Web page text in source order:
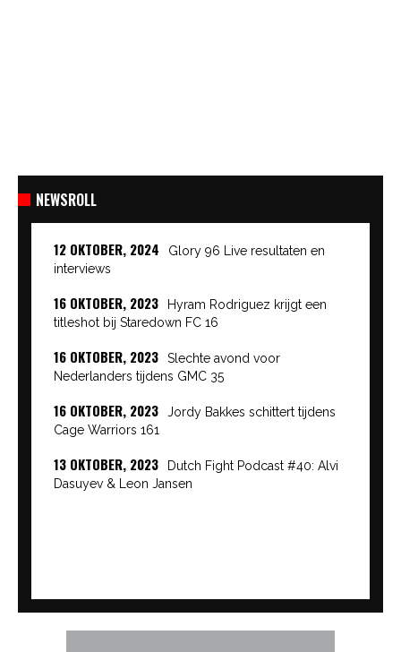
NEWSROLL
12 OKTOBER, 2024
Glory 96 Live resultaten en
interviews
16 OKTOBER, 2023
Hyram Rodriguez krijgt een
titleshot bij Staredown FC 16
16 OKTOBER, 2023
Slechte avond voor
Nederlanders tijdens GMC 35
16 OKTOBER, 2023
Jordy Bakkes schittert tijdens
Cage Warriors 161
13 OKTOBER, 2023
Dutch Fight Podcast #40: Alvi
Dasuyev & Leon Jansen